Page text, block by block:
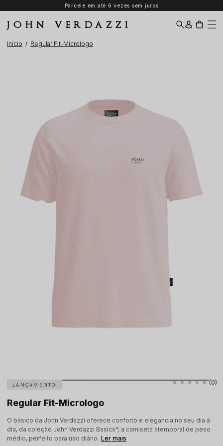
Parcele em até 6 vezes sem juros
JOHN VERDAZZI
Início Regular Fit-Micrologo
LANÇAMENTO
Regular Fit-Micrologo
O básico da John Verdazzi oferece conforto e elegancia no seu dia á
dia, da coleção John Verdazzi Basics*, a camiseta atemporal de peso
médio, perfeito para uso diário. Ler mais
(0)